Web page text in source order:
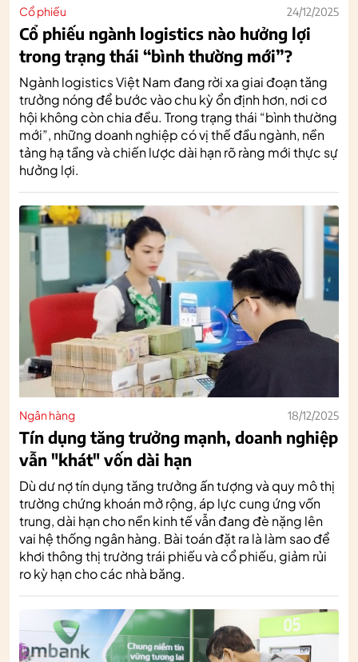
Cổ phiếu 24/12/2025
Cổ phiếu ngành logistics nào hưởng lợi
trong trạng thái “bình thường mới”?
Ngành logistics Việt Nam đang rời xa giai đoạn tăng
trưởng nóng để bước vào chu kỳ ổn định hơn, nơi cơ
hội không còn chia đều. Trong trạng thái “bình thường
mới”, những doanh nghiệp có vị thế đầu ngành, nền
tảng hạ tầng và chiến lược dài hạn rõ ràng mới thực sự
hưởng lợi.
Ngân hàng 18/12/2025
Tín dụng tăng trưởng mạnh, doanh nghiệp
vẫn "khát" vốn dài hạn
Dù dư nợ tín dụng tăng trưởng ấn tượng và quy mô thị
trường chứng khoán mở rộng, áp lực cung ứng vốn
trung, dài hạn cho nền kinh tế vẫn đang đè nặng lên
vai hệ thống ngân hàng. Bài toán đặt ra là làm sao để
khơi thông thị trường trái phiếu và cổ phiếu, giảm rủi
ro kỳ hạn cho các nhà băng.